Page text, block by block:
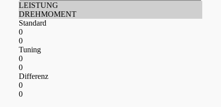
LEISTUNG
DREHMOMENT
Standard
0
0
Tuning
0
0
Differenz
0
0